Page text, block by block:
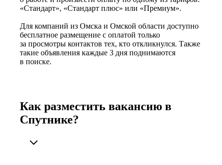
«Стандарт», «Стандарт плюс» или «Премиум».
Для компаний из Омска и Омской области доступно
бесплатное размещение с оплатой только
за просмотры контактов тех, кто откликнулся. Также
такие объявления каждые 3 дня поднимаются
в поиске.
Как разместить вакансию в
Спутнике?